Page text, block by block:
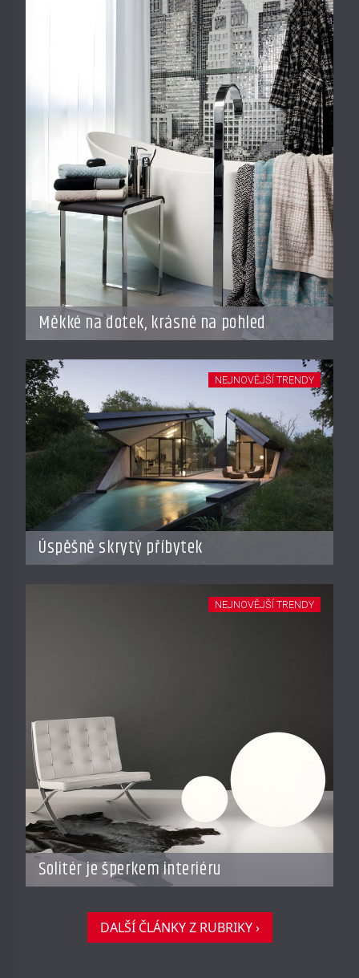
Měkké na dotek, krásné na pohled
Úspěšně skrytý příbytek
NEJNOVĚJŠÍ TRENDY
Solitér je šperkem interiéru
NEJNOVĚJŠÍ TRENDY
DALŠÍ ČLÁNKY Z RUBRIKY ›